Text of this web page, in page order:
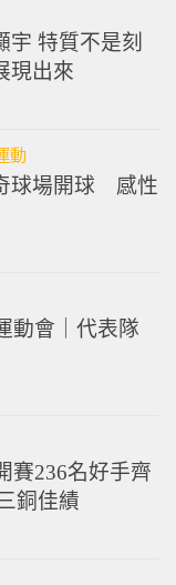
宇 特質不是刻
現出來
動
球場開球 感性
動會｜代表隊
賽236名好手齊
銅佳績